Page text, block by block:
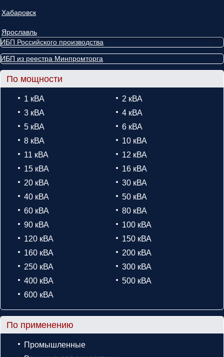
Хабаровск
Ярославль
ИБП Российского производства
ИБП из реестра Минпромторга
По мощности
1 кВА
2 кВА
3 кВА
4 кВА
5 кВА
6 кВА
8 кВА
10 кВА
11 кВА
12 кВА
15 кВА
16 кВА
20 кВА
30 кВА
40 кВА
50 кВА
60 кВА
80 кВА
90 кВА
100 кВА
120 кВА
150 кВА
160 кВА
200 кВА
250 кВА
300 кВА
400 кВА
500 кВА
600 кВА
По применению
Промышленные